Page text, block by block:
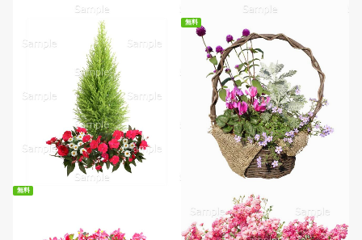
無料
無料ダウンロード
無料